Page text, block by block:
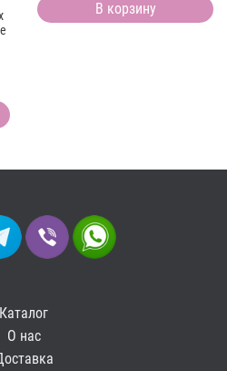
В корзину
Каталог
О нас